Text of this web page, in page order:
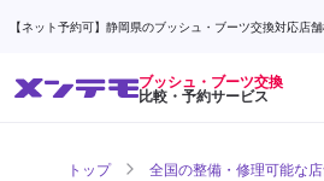
【ネット予約可】静岡県のブッシュ・ブーツ交換対応店
ブッシュ・ブーツ交換
比較・予約サービス
トップ 全国の整備・修理可能な